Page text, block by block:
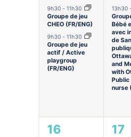
évènements,
9h30 - 11h30
Groupe de jeu
CHEO (FR/ENG)
9h30 - 11h30
Groupe de jeu
actif / Active
playgroup
(FR/ENG)
13h30
Bébé
avec
de
and
with
Public
nurse
2
16
1
17